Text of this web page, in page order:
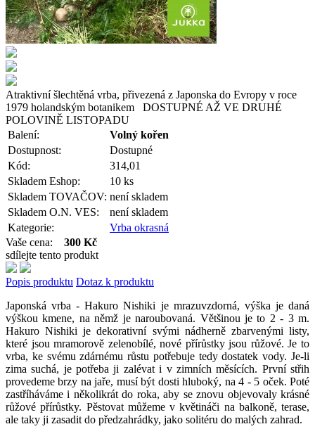
Atraktivní šlechtěná vrba, přivezená z Japonska do Evropy v roce
1979 holandským botanikem DOSTUPNÉ AŽ VE DRUHÉ
POLOVINĚ LISTOPADU
Balení:
Volný kořen
Dostupnost:
Dostupné
Kód:
314,01
Skladem Eshop:
10 ks
Skladem TOVAČOV: není skladem
Skladem O.N. VES:
není skladem
Kategorie:
Vrba okrasná
Vaše cena: 300 Kč
sdílejte tento produkt
Popis produktu Dotaz k produktu
Japonská vrba - Hakuro Nishiki je mrazuvzdorná, výška je daná
výškou kmene, na němž je naroubovaná. Většinou je to 2 - 3 m.
Hakuro Nishiki je dekorativní svými nádherně zbarvenými listy,
které jsou mramorově zelenobílé, nové přírůstky jsou růžové. Je to
vrba, ke svému zdárnému růstu potřebuje tedy dostatek vody. Je-li
zima suchá, je potřeba ji zalévat i v zimních měsících. První střih
provedeme brzy na jaře, musí být dosti hluboký, na 4 - 5 oček. Poté
zastříháváme i několikrát do roka, aby se znovu objevovaly krásné
růžové přírůstky. Pěstovat můžeme v květináči na balkoně, terase,
ale taky ji zasadit do předzahrádky, jako solitéru do malých zahrad.